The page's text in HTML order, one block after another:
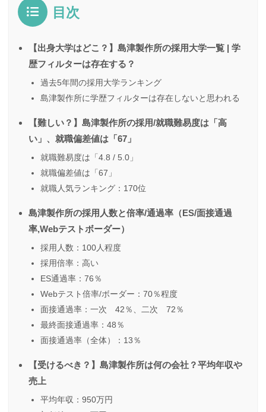
目次
【出身大学はどこ？】島津製作所の採用大学一覧 | 学
歴フィルターは存在する？
過去5年間の採用大学ランキング
島津製作所に学歴フィルターは存在しないと思われる
【難しい？】島津製作所の採用/就職難易度は「高
い」、就職偏差値は「67」
就職難易度は「4.8 / 5.0」
就職偏差値は「67」
就職人気ランキング：170位
島津製作所の採用人数と倍率/通過率（ES/面接通過
率,Webテストボーダー）
採用人数：100人程度
採用倍率：高い
ES通過率：76％
Webテスト倍率/ボーダー：70％程度
面接通過率：一次 42％、二次 72％
最終面接通過率：48％
面接通過率（全体）：13％
【受けるべき？】島津製作所は何の会社？平均年収や
売上
平均年収：950万円